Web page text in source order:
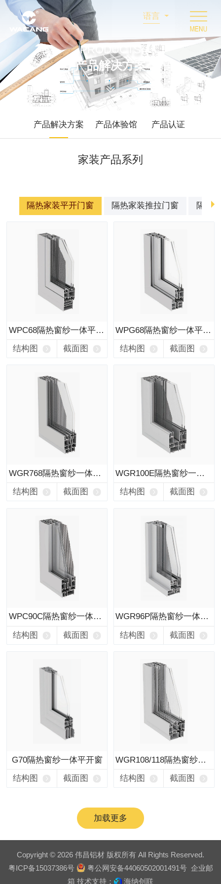
语言
PRODUCTS
产品解决方案
产品解决方案 产品体验馆 产品认证
家装产品系列
隔热家装平开门窗 隔热家装推拉门窗 隔热
WPC68隔热窗纱一体平开窗
结构图
截面图
WPG68隔热窗纱一体平开窗
结构图
截面图
WGR768隔热窗纱一体平开窗
结构图
截面图
WGR100E隔热窗纱一体平开窗
结构图
截面图
WPC90C隔热窗纱一体平开窗
结构图
截面图
WGR96P隔热窗纱一体平开窗
结构图
截面图
G70隔热窗纱一体平开窗
结构图
截面图
WGR108/118隔热窗纱一体平开窗
结构图
截面图
加载更多
Copyright © 2026 伟昌铝材 版权所有 All Rights Reserved.
粤ICP备15037386号
粤公网安备44060502001491号 企业邮
箱 技术支持： 海纳创联